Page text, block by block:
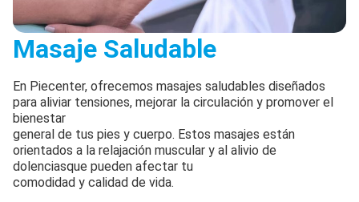
Masaje Saludable
En Piecenter, ofrecemos masajes saludables diseñados
para aliviar tensiones, mejorar la circulación y promover el
bienestar
general de tus pies y cuerpo. Estos masajes están
orientados a la relajación muscular y al alivio de
dolenciasque pueden afectar tu
comodidad y calidad de vida.